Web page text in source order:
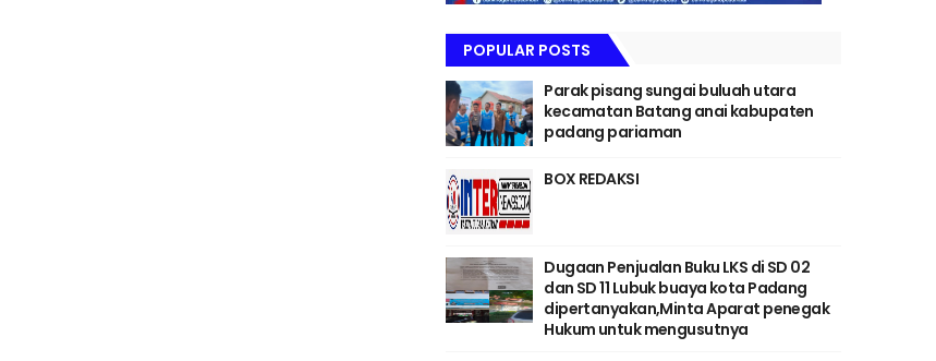
POPULAR POSTS
Parak pisang sungai buluah utara
kecamatan Batang anai kabupaten
padang pariaman
BOX REDAKSI
Dugaan Penjualan Buku LKS di SD 02
dan SD 11 Lubuk buaya kota Padang
dipertanyakan,Minta Aparat penegak
Hukum untuk mengusutnya